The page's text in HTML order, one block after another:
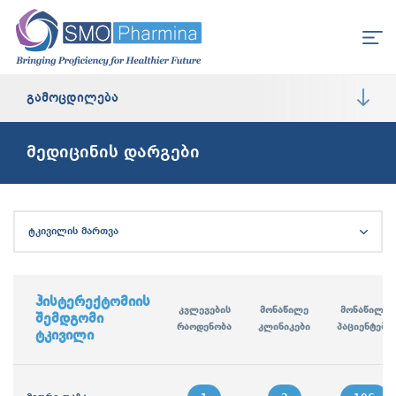
გამოცდილება
მედიცინის დარგები
ტკივილის მართვა
ჰისტერექტომიის
შემდგომი
ტკივილი
კვლევების
რაოდენობა
მონაწილე
კლინიკები
მონაწილე
პაციენტები